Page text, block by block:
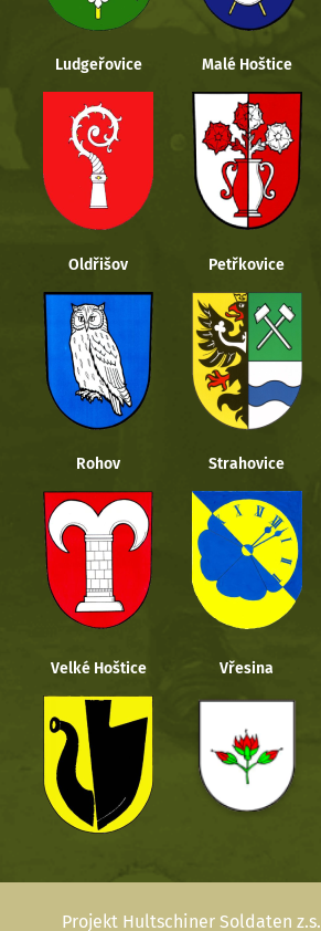
Ludgeřovice Malé Hoštice
Oldřišov Petřkovice
Rohov Strahovice
Velké Hoštice Vřesina
Projekt Hultschiner Soldaten z.s.